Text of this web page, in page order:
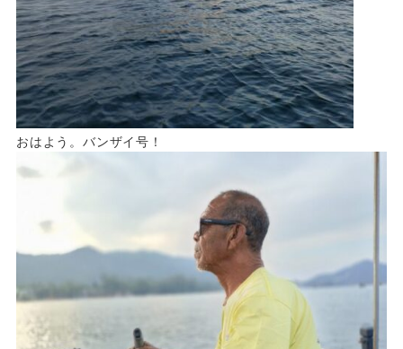
おはよう。バンザイ号！